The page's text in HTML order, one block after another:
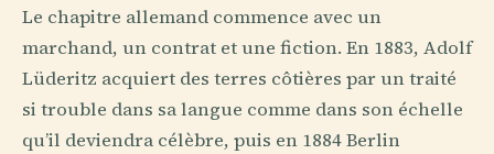
Le chapitre allemand commence avec un
marchand, un contrat et une fiction. En 1883, Adolf
Lüderitz acquiert des terres côtières par un traité
si trouble dans sa langue comme dans son échelle
qu’il deviendra célèbre, puis en 1884 Berlin